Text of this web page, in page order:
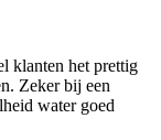
klanten het prettig
Zeker bij een
water goed